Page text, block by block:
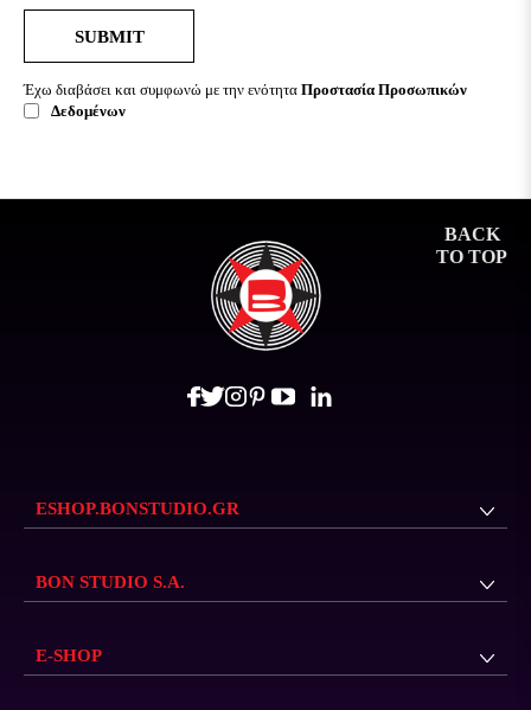
SUBMIT
Έχω διαβάσει και συμφωνώ με την ενότητα Προστασία Προσωπικών
Δεδομένων
BACK
TO TOP
ESHOP.BONSTUDIO.GR
BON STUDIO S.A.
E-SHOP